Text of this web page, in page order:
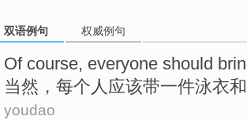
双语例句 权威例句
Of course, everyone should
当然 ， 每个人应该带一件泳衣和
youdao